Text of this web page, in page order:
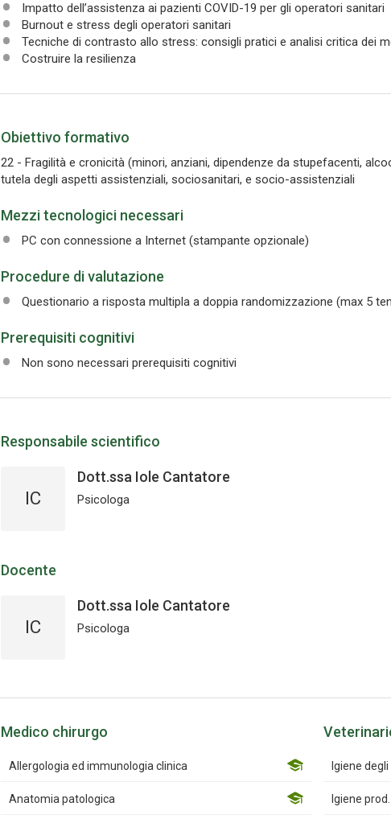
Impatto dell’assistenza ai pazienti COVID-19 per gli operatori sanitari
Burnout e stress degli operatori sanitari
Tecniche di contrasto allo stress: consigli pratici e analisi critica dei
Costruire la resilienza
Obiettivo formativo
22 - Fragilità e cronicità (minori, anziani, dipendenze da stupefacenti,
tutela degli aspetti assistenziali, sociosanitari, e socio-assistenziali
Mezzi tecnologici necessari
PC con connessione a Internet (stampante opzionale)
Procedure di valutazione
Questionario a risposta multipla a doppia randomizzazione (max 5
Prerequisiti cognitivi
Non sono necessari prerequisiti cognitivi
Responsabile scientifico
IC
Dott.ssa Iole Cantatore
Psicologa
Docente
IC
Dott.ssa Iole Cantatore
Psicologa
Medico chirurgo
Allergologia ed immunologia clinica
Anatomia patologica
Igiene
Igiene